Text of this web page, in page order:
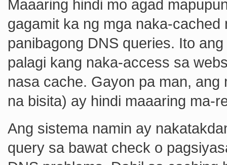
Maaaring hindi mo agad
gagamit ka ng mga naka-
panibagong DNS queries. Ito
palagi kang naka-access sa
nasa cache. Gayon pa man,
na bisita) ay hindi maaaring ma-
Ang sistema namin ay
query sa bawat check o